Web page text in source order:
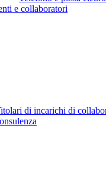
e collaboratori
di incarichi di